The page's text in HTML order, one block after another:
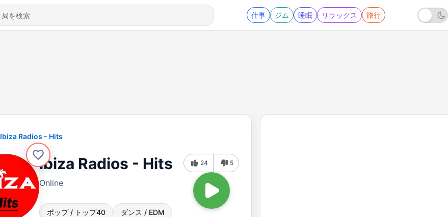
仕事 ジム 睡眠 リラックス 旅行
Ibiza Radios - Hits
Ibiza Radios - Hits
Online
ポップ / トップ40 ダンス / EDM
24 5